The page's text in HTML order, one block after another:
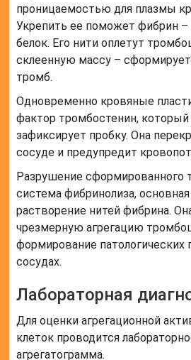
проницаемостью для плазмы
Укрепить ее поможет фибрин
белок. Его нити оплетут
склеенную массу –
тромб.
Одновременно кровяные
фактор тромбостенин, который
зафиксирует пробку. Она
сосуде и предупредит
Разрушение сформированного
система фибринолиза,
растворение нитей фибрина.
чрезмерную агрегацию
формирование патологических
сосудах.
Лабораторная
Для оценки агрегационной
клеток проводится
агрегатограмма.